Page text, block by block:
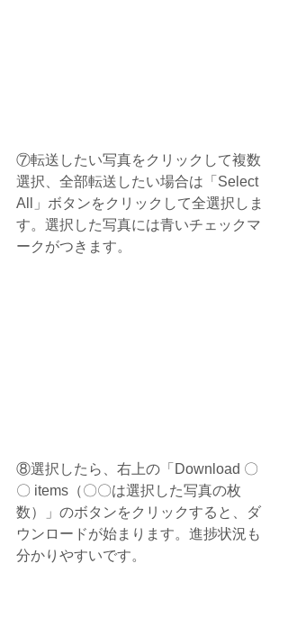
⑦転送したい写真をクリックして複数
選択、全部転送したい場合は「Select
All」ボタンをクリックして全選択しま
す。選択した写真には青いチェックマ
ークがつきます。
⑧選択したら、右上の「Download 〇
〇 items（〇〇は選択した写真の枚
数）」のボタンをクリックすると、ダ
ウンロードが始まります。進捗状況も
分かりやすいです。